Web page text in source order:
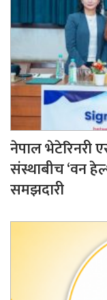
नेपाल भेटेरिनरी
संस्थाबीच ‘वन
समझदारी